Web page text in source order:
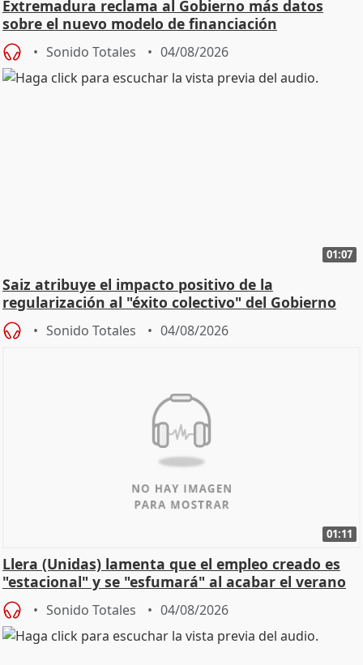
Extremadura reclama al Gobierno más datos
sobre el nuevo modelo de financiación
Sonido Totales 04/08/2026
01:07
Saiz atribuye el impacto positivo de la
regularización al "éxito colectivo" del Gobierno
Sonido Totales 04/08/2026
01:11
Llera (Unidas) lamenta que el empleo creado es
"estacional" y se "esfumará" al acabar el verano
Sonido Totales 04/08/2026